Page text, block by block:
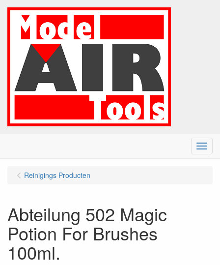
Menu
Reinigings Producten
Abteilung 502 Magic
Potion For Brushes
100ml.